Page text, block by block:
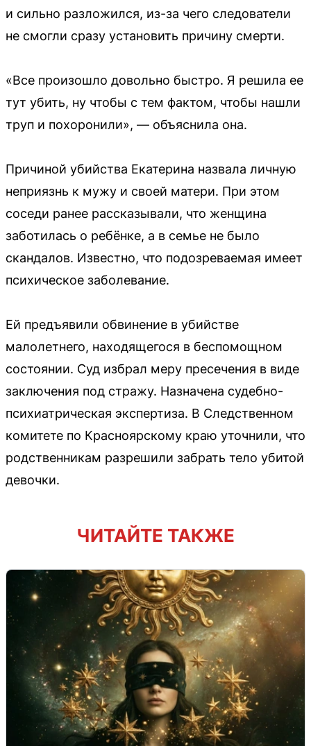
и сильно разложился, из-за чего следователи
не смогли сразу установить причину смерти.
«Все произошло довольно быстро. Я решила ее
тут убить, ну чтобы с тем фактом, чтобы нашли
труп и похоронили», — объяснила она.
Причиной убийства Екатерина назвала личную
неприязнь к мужу и своей матери. При этом
соседи ранее рассказывали, что женщина
заботилась о ребёнке, а в семье не было
скандалов. Известно, что подозреваемая имеет
психическое заболевание.
Ей предъявили обвинение в убийстве
малолетнего, находящегося в беспомощном
состоянии. Суд избрал меру пресечения в виде
заключения под стражу. Назначена судебно-
психиатрическая экспертиза. В Следственном
комитете по Красноярскому краю уточнили, что
родственникам разрешили забрать тело убитой
девочки.
ЧИТАЙТЕ ТАКЖЕ